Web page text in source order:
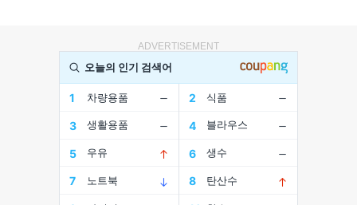
ADVERTISEMENT